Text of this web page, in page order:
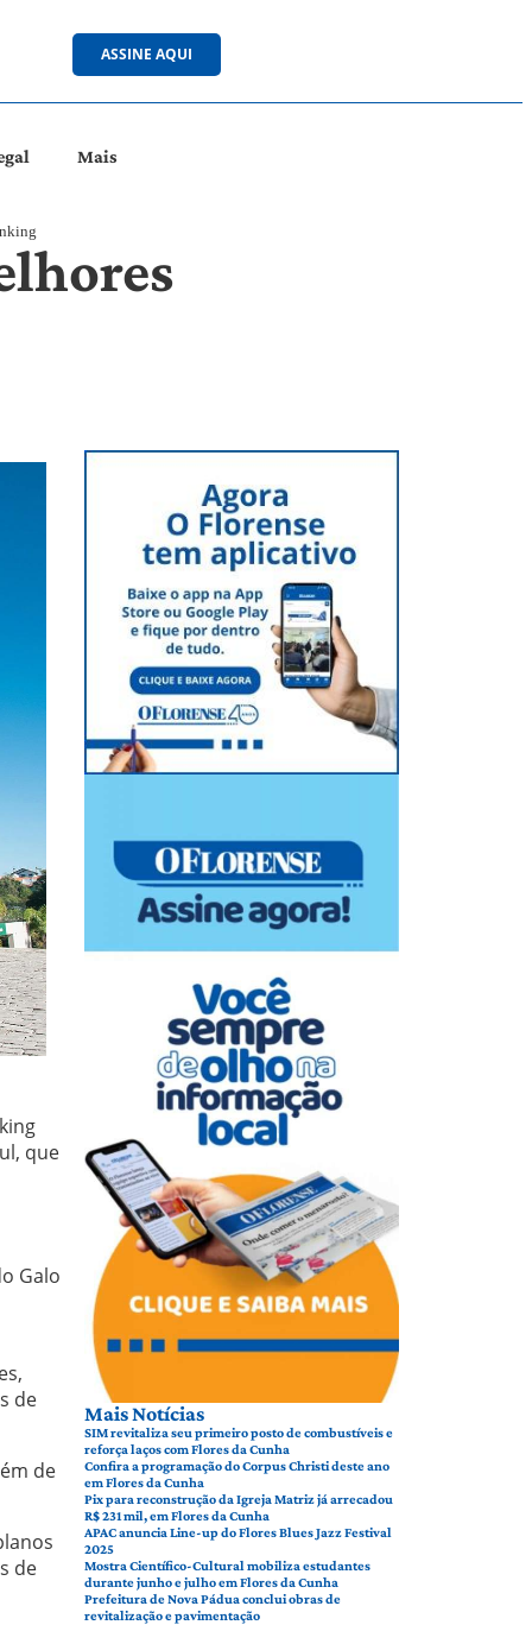
ASSINE AQUI
Mais
que
Galo
de
de
de
Mais Notícias
SIM revitaliza seu primeiro posto de combustíveis e
reforça laços com Flores da Cunha
Confira a programação do Corpus Christi deste ano
em Flores da Cunha
Pix para reconstrução da Igreja Matriz já arrecadou
R$ 231 mil, em Flores da Cunha
APAC anuncia Line-up do Flores Blues Jazz Festival
2025
Mostra Científico-Cultural mobiliza estudantes
durante junho e julho em Flores da Cunha
Prefeitura de Nova Pádua conclui obras de
revitalização e pavimentação